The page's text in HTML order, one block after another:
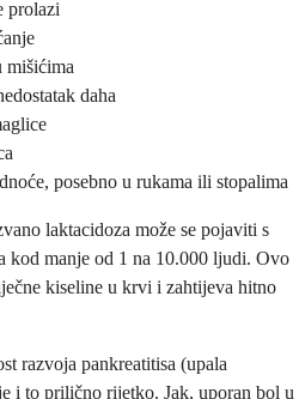
prolazi
mišićima
daha
posebno u rukama ili stopalima
laktacidoza može se pojaviti s
kod manje od 1 na 10.000 ljudi. Ovo
kiseline u krvi i zahtijeva hitno
razvoja pankreatitisa (upala
i to prilično rijetko. Jak, uporan bol u